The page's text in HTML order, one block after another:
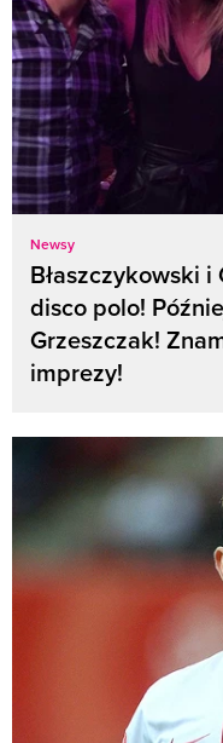
Newsy
Błaszczykowski
disco polo!
Grzeszczak!
imprezy!